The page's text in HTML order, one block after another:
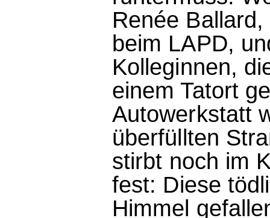
Renée
beim LAPD,
Kolleginnen,
einem Tatort
Autowerkstatt
überfüllten
stirbt noch im
fest: Diese
Himmel